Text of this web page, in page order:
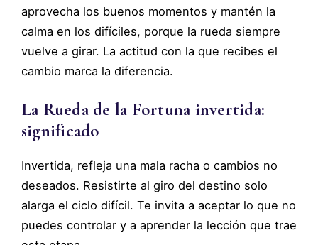
aprovecha los buenos momentos y mantén la
calma en los difíciles, porque la rueda siempre
vuelve a girar. La actitud con la que recibes el
cambio marca la diferencia.
La Rueda de la Fortuna invertida:
significado
Invertida, refleja una mala racha o cambios no
deseados. Resistirte al giro del destino solo
alarga el ciclo difícil. Te invita a aceptar lo que no
puedes controlar y a aprender la lección que trae